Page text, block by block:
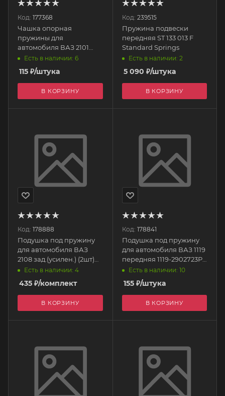
Код: 177368
Чашка опорная
пружины для
автомобиля ВАЗ 2101
перед. верх. 21010-
2904193-00 АвтоВАЗ
Есть в наличии: 6
115 ₽/штука
В КОРЗИНУ
Код: 239515
Пружина подвески
передняя ST 133 013 F
Standard Springs
Есть в наличии: 2
5 090 ₽/штука
В КОРЗИНУ
Код: 178888
Подушка под пружину
для автомобиля ВАЗ
2108 зад.(усилен.) (2шт)
10299 БМРТ
Есть в наличии: 4
435 ₽/комплект
В КОРЗИНУ
Код: 178841
Подушка под пружину
для автомобиля ВАЗ 1119
передняя 1119-2902723Р
БРТЕсть в наличии: 10
155₽/штука
В КОРЗИНУ